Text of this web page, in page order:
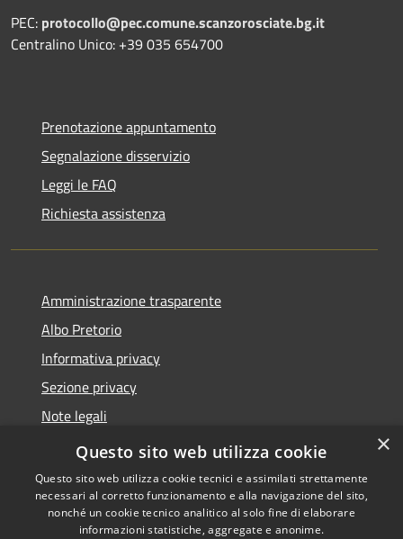
PEC: protocollo@pec.comune.scanzorosciate.bg.it
Centralino Unico: +39 035 654700
Prenotazione appuntamento
Segnalazione disservizio
Leggi le FAQ
Richiesta assistenza
Amministrazione trasparente
Albo Pretorio
Informativa privacy
Sezione privacy
Note legali
Dichiarazione di accessibilità
Copyright © 2026 • Comune di
×
Questo sito web utilizza cookie
Questo sito web utilizza cookie tecnici e assimilati strettamente
necessari al corretto funzionamento e alla navigazione del sito,
nonché un cookie tecnico analitico al solo fine di elaborare
informazioni statistiche, aggregate e anonime.